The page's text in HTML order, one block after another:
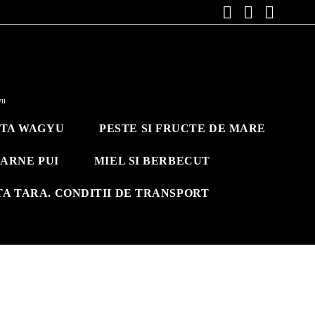
WAGYU PESTE SI FRUCTE DE MARE
PUI MIEL SI BERBECUT
TARA. CONDITII DE TRANSPORT